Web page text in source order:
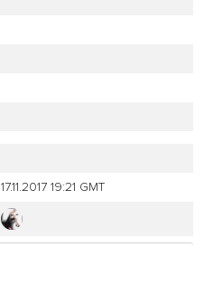
17.11.2017 19:21 GMT